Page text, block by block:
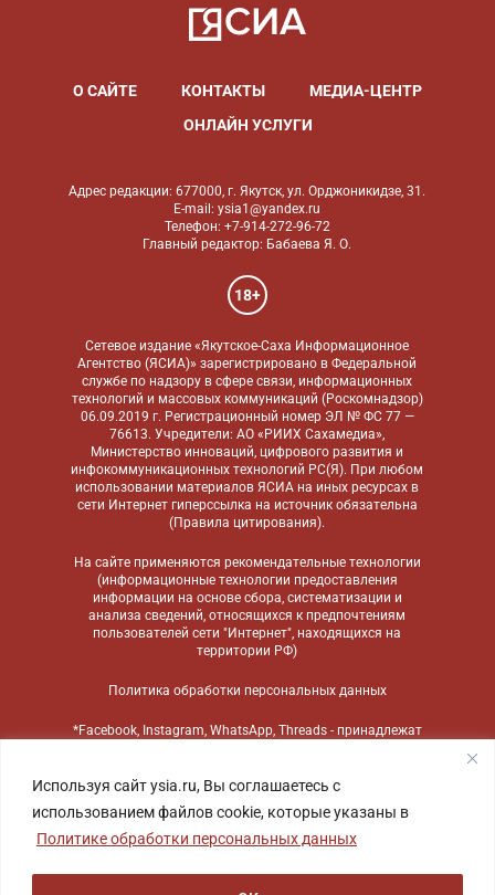
Используя сайт ysia.ru, Вы соглашаетесь с
использованием файлов cookie, которые указаны в
Политике обработки персональных данных
О САЙТЕ КОНТАКТЫ
МЕДИА-ЦЕНТР
ОНЛАЙН УСЛУГИ
Адрес редакции: 677000, г. Якутск, ул. Орджоникидзе, 31.
E-mail: ysia1@yandex.ru
Телефон: +7-914-272-96-72
Главный редактор: Бабаева Я. О.
18+
Сетевое издание «Якутское-Саха Информационное
Агентство (ЯСИА)» зарегистрировано в Федеральной
службе по надзору в сфере связи, информационных
технологий и массовых коммуникаций (Роскомнадзор)
06.09.2019 г. Регистрационный номер ЭЛ № ФС 77 —
76613. Учредители: АО «РИИХ Сахамедиа»,
Министерство инноваций, цифрового развития и
инфокоммуникационных технологий РС(Я). При любом
использовании материалов ЯСИА на иных ресурсах в
сети Интернет гиперссылка на источник обязательна
(Правила цитирования).
На сайте применяются рекомендательные технологии
(информационные технологии предоставления
информации на основе сбора, систематизации и
анализа сведений, относящихся к предпочтениям
пользователей сети "Интернет", находящихся на
территории РФ)
Политика обработки персональных данных
*Facebook, Instagram, WhatsApp, Threads - принадлежат